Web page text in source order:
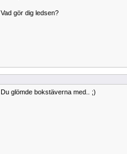
Vad gör dig ledsen?
Du glömde bokstäverna med.. ;)